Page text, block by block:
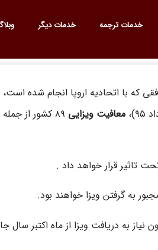
خدمات ترجمه خدمات دیگر
با اتحادیه اروپا انجام شده است،
معافیت ویزایی
به گرفتن ویزا خواهند بود.
نیاز به دریافت ویزا از ماه اکتبر سال